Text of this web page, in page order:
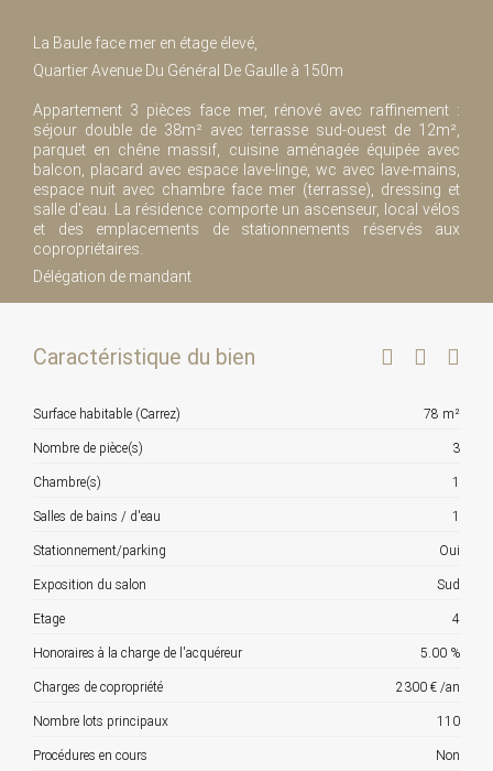
La Baule face mer en étage élevé,
Quartier Avenue Du Général De Gaulle à 150m
Appartement 3 pièces face mer, rénové avec raffinement :
séjour double de 38m² avec terrasse sud-ouest de 12m²,
parquet en chêne massif, cuisine aménagée équipée avec
balcon, placard avec espace lave-linge, wc avec lave-mains,
espace nuit avec chambre face mer (terrasse), dressing et
salle d'eau. La résidence comporte un ascenseur, local vélos
et des emplacements de stationnements réservés aux
copropriétaires.
Délégation de mandant
Caractéristique du bien
Surface habitable (Carrez) 78 m²
Nombre de pièce(s) 3
Chambre(s) 1
Salles de bains / d'eau 1
Stationnement/parking Oui
Exposition du salon Sud
Etage 4
Honoraires à la charge de l'acquéreur 5.00 %
Charges de copropriété 2300 € /an
Nombre lots principaux 110
Procédures en cours Non